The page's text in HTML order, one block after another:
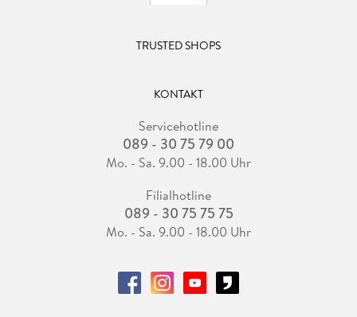
TRUSTED SHOPS
KONTAKT
Servicehotline
089 - 30 75 79 00
Mo. - Sa. 9.00 - 18.00 Uhr
Filialhotline
089 - 30 75 75 75
Mo. - Sa. 9.00 - 18.00 Uhr